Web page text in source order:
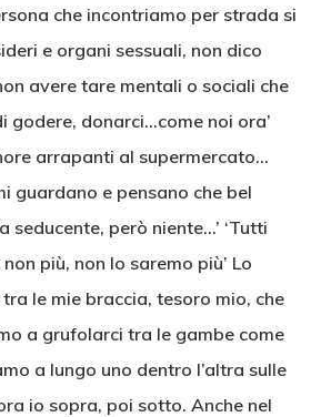
che incontriamo per strada si
e organi sessuali, non dico
avere tare mentali o sociali che
godere, donarci…come noi ora’
arrapanti al supermercato…
guardano e pensano che bel
seducente, però niente…’ ‘Tutti
più, non lo saremo più’ Lo
le mie braccia, tesoro mio, che
a grufolarci tra le gambe come
a lungo uno dentro l’altra sulle
io sopra, poi sotto. Anche nel